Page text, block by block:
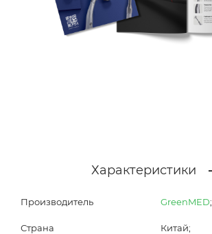
Характеристики
Производитель GreenMED;
Страна Китай;